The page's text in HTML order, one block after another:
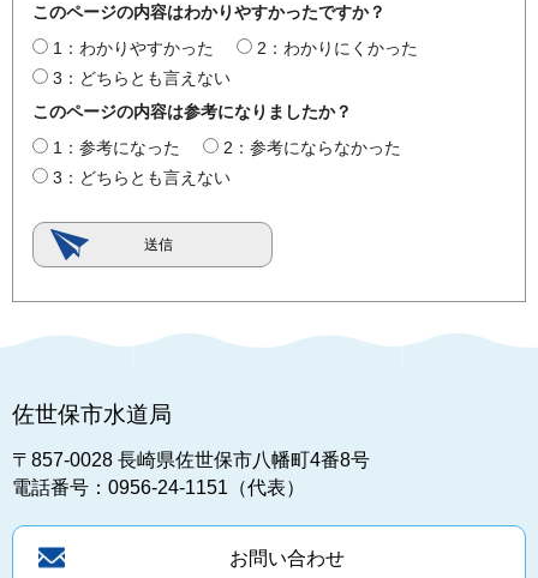
このページの内容はわかりやすかったですか？
1：わかりやすかった
2：わかりにくかった
3：どちらとも言えない
このページの内容は参考になりましたか？
1：参考になった
2：参考にならなかった
3：どちらとも言えない
佐世保市水道局
〒857-0028 長崎県佐世保市八幡町4番8号
電話番号：0956-24-1151（代表）
お問い合わせ